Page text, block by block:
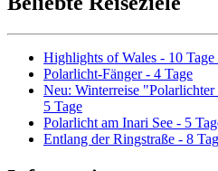
Highlights of Wales - 10 Tage
Polarlicht-Fänger - 4 Tage
Neu: Winterreise
5 Tage
Polarlicht am Inari See - 5
Entlang der Ringstraße - 8